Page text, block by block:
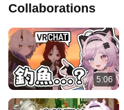
Collaborations
5:06